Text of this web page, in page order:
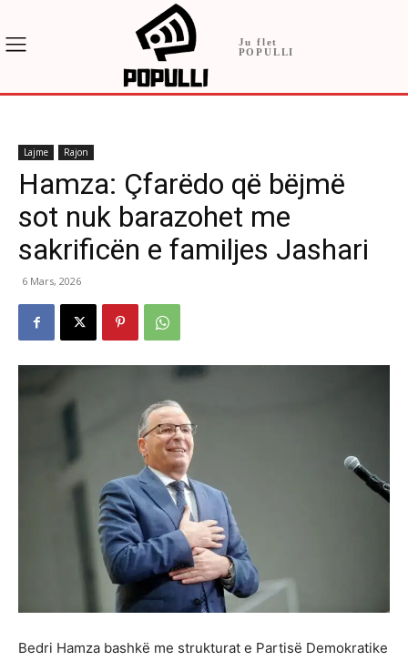
Ju flet
POPULLI
Lajme Rajon
Hamza: Çfarëdo që bëjmë
sot nuk barazohet me
sakrificën e familjes Jashari
6 Mars, 2026
Bedri Hamza bashkë me strukturat e Partisë Demokratike